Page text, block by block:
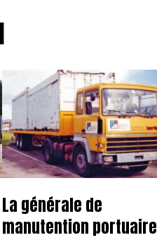
La générale de
manutention portuaire